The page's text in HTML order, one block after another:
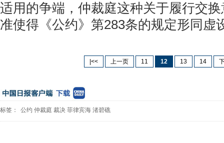
适用的争端，仲裁庭这种关于履行交
准使得《公约》第283条的规定形同虚
|<< 上一页 11 12 13 14
标签： 公约 仲裁庭 裁决 菲律宾海 渚碧礁